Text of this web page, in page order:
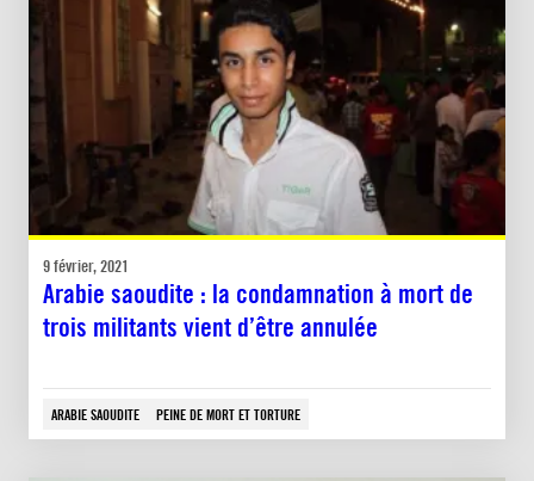
9 février, 2021
Arabie saoudite : la condamnation à mort de
trois militants vient d’être annulée
ARABIE SAOUDITE PEINE DE MORT ET TORTURE